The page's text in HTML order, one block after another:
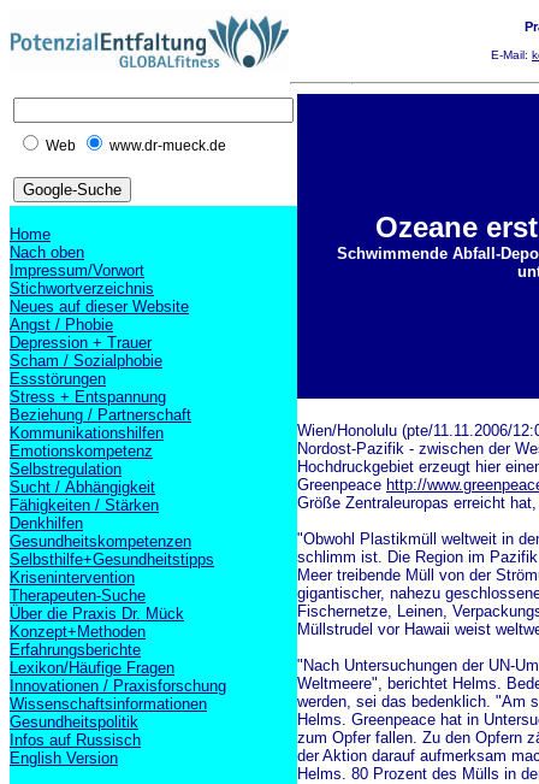
E-Mail:
Web www.dr-mueck.de
Home
Nach oben
Impressum/Vorwort
Stichwortverzeichnis
Neues auf dieser Website
Angst / Phobie
Depression + Trauer
Scham / Sozialphobie
Essstörungen
Stress + Entspannung
Beziehung / Partnerschaft
Kommunikationshilfen
Emotionskompetenz
Selbstregulation
Sucht / Abhängigkeit
Fähigkeiten / Stärken
Denkhilfen
Gesundheitskompetenzen
Selbsthilfe+Gesundheitstipps
Krisenintervention
Therapeuten-Suche
Über die Praxis Dr. Mück
Konzept+Methoden
Erfahrungsberichte
Lexikon/Häufige Fragen
Innovationen / Praxisforschung
Wissenschaftsinformationen
Gesundheitspolitik
Infos auf Russisch
English Version
Ozeane
Schwimmende Abfall-
Wien/Honolulu (pte/11.11.2006/
Nordost-Pazifik - zwischen der
Hochdruckgebiet erzeugt hier
Greenpeace http://
Größe Zentraleuropas erreicht
"Obwohl Plastikmüll weltweit in
schlimm ist. Die Region im
Meer treibende Müll von der
gigantischer, nahezu
Fischernetze, Leinen,
Müllstrudel vor Hawaii weist
"Nach Untersuchungen der UN-
Weltmeere", berichtet Helms.
werden, sei das bedenklich. "Am
Helms. Greenpeace hat in
zum Opfer fallen. Zu den Opfern
der Aktion darauf aufmerksam
Helms. 80 Prozent des Mülls in